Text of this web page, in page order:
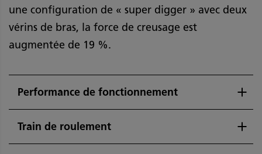
une configuration de « super digger » avec deux
vérins de bras, la force de creusage est
augmentée de 19 %.
Performance de fonctionnement
Train de roulement